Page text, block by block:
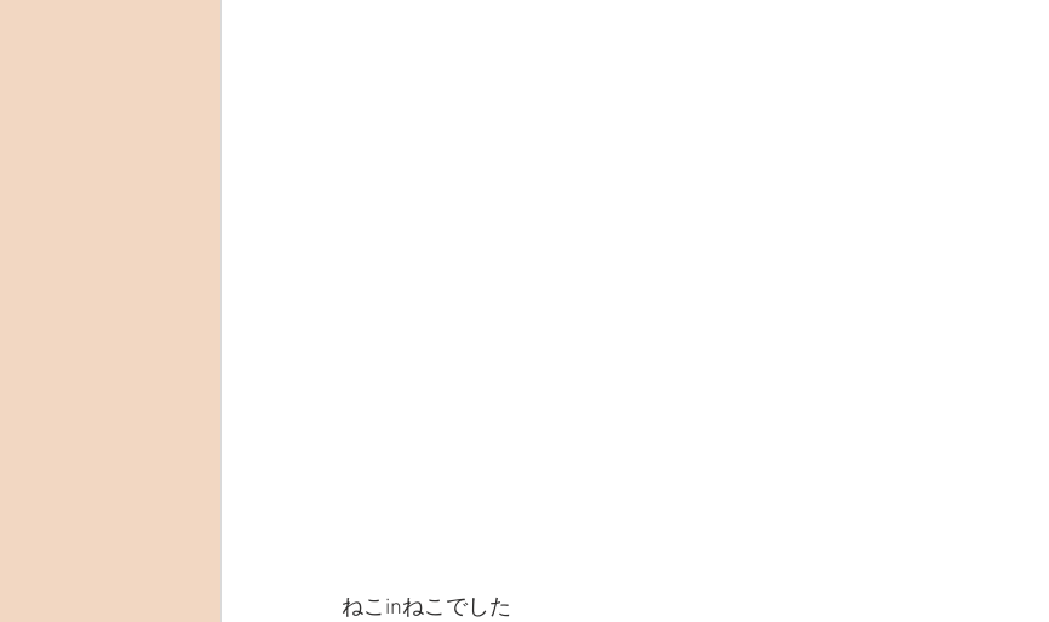
ねこinねこでした